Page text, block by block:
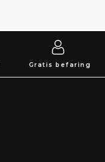
Gratis befaring